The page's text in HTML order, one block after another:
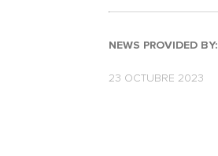
NEWS PROVIDED BY:
23 OCTUBRE 2023